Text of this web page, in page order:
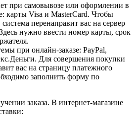
при самовывозе или оформлении в
карты Visa и MasterCard. Чтобы
перенаправит вас на сервер
нужно ввести номер карты, срок
при онлайн-заказе: PayPal,
Для совершения покупки
вас на страницу платежного
заполнить форму по
заказа. В интернет-магазине